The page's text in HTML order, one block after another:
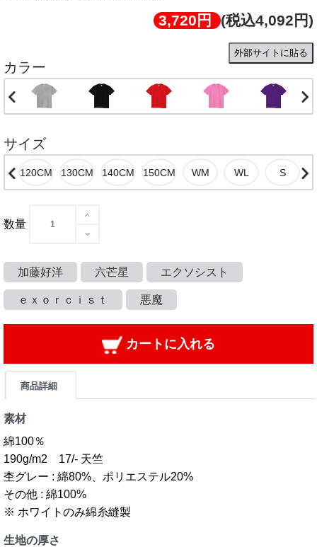
3,720円 (税込4,092円)
外部サイトに貼る
カラー
サイズ
数量
加藤好洋 六芒星 エクソシスト
ｅｘｏｒｃｉｓｔ 悪魔
カートに入れる
商品詳細
素材
綿100％
190g/m2 17/- 天竺
杢グレー : 綿80%、ポリエステル20%
その他 : 綿100%
※ ホワイトのみ綿糸縫製
生地の厚さ